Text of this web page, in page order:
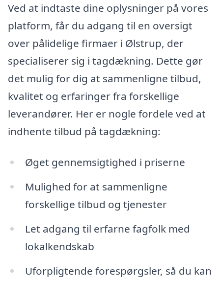
Ved at indtaste dine oplysninger på vores
platform, får du adgang til en oversigt
over pålidelige firmaer i Ølstrup, der
specialiserer sig i tagdækning. Dette gør
det mulig for dig at sammenligne tilbud,
kvalitet og erfaringer fra forskellige
leverandører. Her er nogle fordele ved at
indhente tilbud på tagdækning:
Øget gennemsigtighed i priserne
Mulighed for at sammenligne
forskellige tilbud og tjenester
Let adgang til erfarne fagfolk med
lokalkendskab
Uforpligtende forespørgsler, så du kan